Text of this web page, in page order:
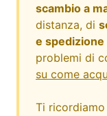
scambio a
distanza, di
e spedizione
problemi di
su come
Ti